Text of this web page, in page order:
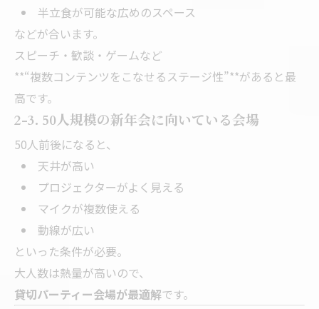
半立食が可能な広めのスペース
などが合います。
スピーチ・歓談・ゲームなど
**“複数コンテンツをこなせるステージ性”**があると最
高です。
2-3. 50人規模の新年会に向いている会場
50人前後になると、
天井が高い
プロジェクターがよく見える
マイクが複数使える
動線が広い
といった条件が必要。
大人数は熱量が高いので、
貸切パーティー会場が最適解です。